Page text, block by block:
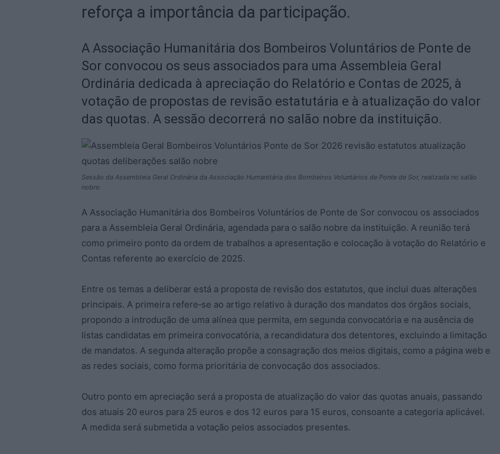
reforça a importância da participação.
A Associação Humanitária dos Bombeiros Voluntários de Ponte de
Sor convocou os seus associados para uma Assembleia Geral
Ordinária dedicada à apreciação do Relatório e Contas de 2025, à
votação de propostas de revisão estatutária e à atualização do valor
das quotas. A sessão decorrerá no salão nobre da instituição.
Sessão da Assembleia Geral Ordinária da Associação Humanitária dos Bombeiros Voluntários de Ponte de Sor, realizada no salão
nobre.
A Associação Humanitária dos Bombeiros Voluntários de Ponte de Sor convocou os associados
para a Assembleia Geral Ordinária, agendada para o salão nobre da instituição. A reunião terá
como primeiro ponto da ordem de trabalhos a apresentação e colocação à votação do Relatório e
Contas referente ao exercício de 2025.
Entre os temas a deliberar está a proposta de revisão dos estatutos, que inclui duas alterações
principais. A primeira refere‑se ao artigo relativo à duração dos mandatos dos órgãos sociais,
propondo a introdução de uma alínea que permita, em segunda convocatória e na ausência de
listas candidatas em primeira convocatória, a recandidatura dos detentores, excluindo a limitação
de mandatos. A segunda alteração propõe a consagração dos meios digitais, como a página web e
as redes sociais, como forma prioritária de convocação dos associados.
Outro ponto em apreciação será a proposta de atualização do valor das quotas anuais, passando
dos atuais 20 euros para 25 euros e dos 12 euros para 15 euros, consoante a categoria aplicável.
A medida será submetida a votação pelos associados presentes.